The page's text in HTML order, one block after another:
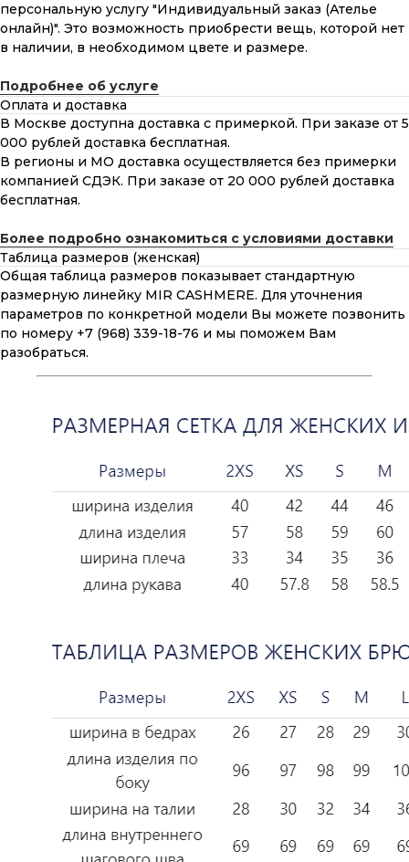
персональную услугу "Индивидуальный заказ (Ателье
онлайн)". Это возможность приобрести вещь, которой нет
в наличии, в необходимом цвете и размере.
Подробнее об услуге
Оплата и доставка
В Москве доступна доставка с примеркой. При заказе от 5
000 рублей доставка бесплатная.
В регионы и МО доставка осуществляется без примерки
компанией СДЭК. При заказе от 20 000 рублей доставка
бесплатная.
Более подробно ознакомиться с условиями доставки
Таблица размеров (женская)
Общая таблица размеров показывает стандартную
размерную линейку MIR CASHMERE. Для уточнения
параметров по конкретной модели Вы можете позвонить
по номеру +7 (968) 339-18-76 и мы поможем Вам
разобраться.